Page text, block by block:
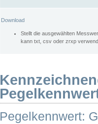
Download
Stellt die ausgewählten
kann txt, csv oder zrxp
Pegelkennwert: